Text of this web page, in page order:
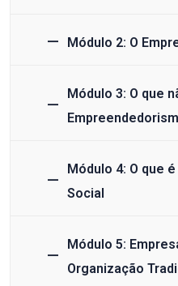
Módulo 2: O
Módulo 3: O que
Módulo 4: O que
Social
Módulo 5:
Organização